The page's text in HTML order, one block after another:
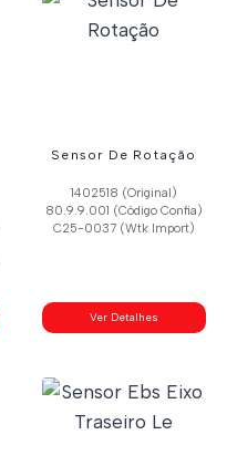
Sensor De Rotação
1402518 (Original)
80.9.9.001 (Código Confia)
C25-0037 (Wtk Import)
Ver Detalhes